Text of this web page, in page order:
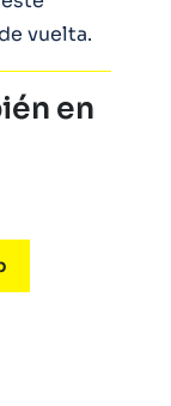
vuelta.
en